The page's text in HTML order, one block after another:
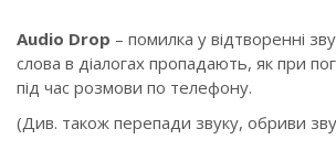
Audio Drop – помилка у відтворенні
слова в діалогах пропадають, як при
під час розмови по телефону.
(Див. також перепади звуку, обриви